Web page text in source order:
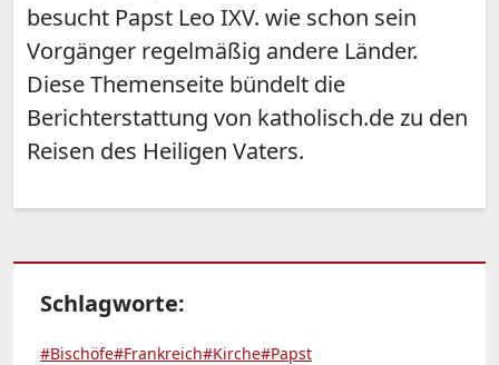
besucht Papst Leo IXV. wie schon sein
Vorgänger regelmäßig andere Länder.
Diese Themenseite bündelt die
Berichterstattung von katholisch.de zu den
Reisen des Heiligen Vaters.
Schlagworte:
#Bischöfe#Frankreich#Kirche#Papst